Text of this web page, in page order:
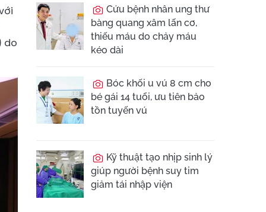
do
Cứu bệnh nhân ung thư
bàng quang xâm lấn cơ,
thiếu máu do chảy máu
kéo dài
Bóc khối u vú 8 cm cho
bé gái 14 tuổi, ưu tiên bảo
tồn tuyến vú
Kỹ thuật tạo nhịp sinh lý
giúp người bệnh suy tim
giảm tái nhập viện